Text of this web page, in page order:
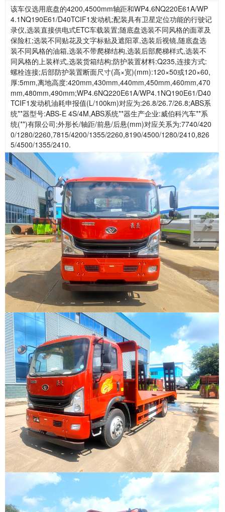
该车仅选用底盘的4200,4500mm轴距和WP4.6NQ220E61A/WP
4.1NQ190E61/D40TCIF1发动机;配装具有卫星定位功能的行驶记
录仪,选装直接供电式ETC车载装置;随底盘选装不同风格的面罩及
保险杠;选装不同贴花及文字标贴及遮阳罩,选装后视镜,随底盘选
装不同风格的油箱,选装不带爬梯结构,选装后部爬梯样式,选装不
同风格的上装样式,选装货箱结构;防护装置材料:Q235,连接方式:
螺栓连接;后部防护装置断面尺寸(高×宽)(mm):120×50或120×60,
厚:5mm,离地高度:420mm,430mm,440mm,450mm,460mm,470
mm,480mm,490mm;WP4.6NQ220E61A/WP4.1NQ190E61/D40
TCIF1发动机油耗申报值(L/100km)对应为:26.8/26.7/26.8;ABS系
统**器型号:ABS-E 4S/4M,ABS系统**器生产企业:威伯科汽车**系
统(**)有限公司;外形长/轴距/前悬/后悬(mm)对应关系为:7740/420
0/1280/2260,7815/4200/1355/2260,8190/4500/1280/2410,826
5/4500/1355/2410.